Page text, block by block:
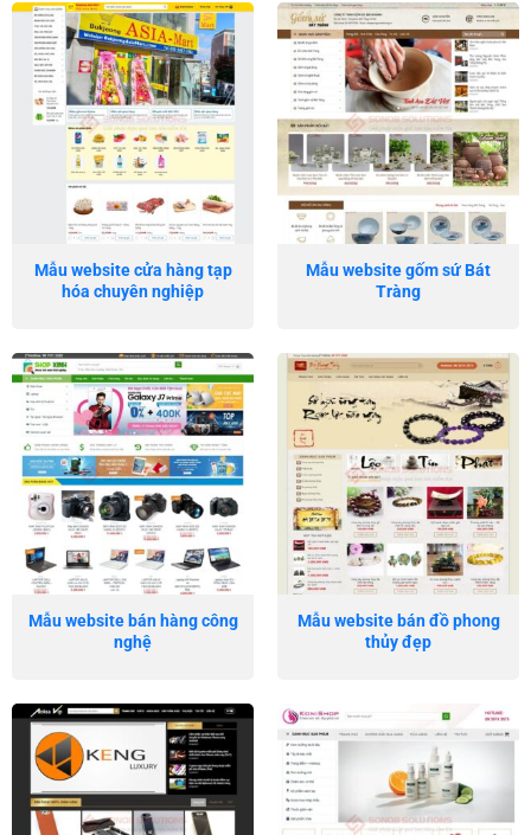
Mẫu website cửa hàng tạp
hóa chuyên nghiệp
Mẫu website gốm sứ Bát
Tràng
Mẫu website bán hàng công
nghệ
Mẫu website bán đồ phong
thủy đẹp